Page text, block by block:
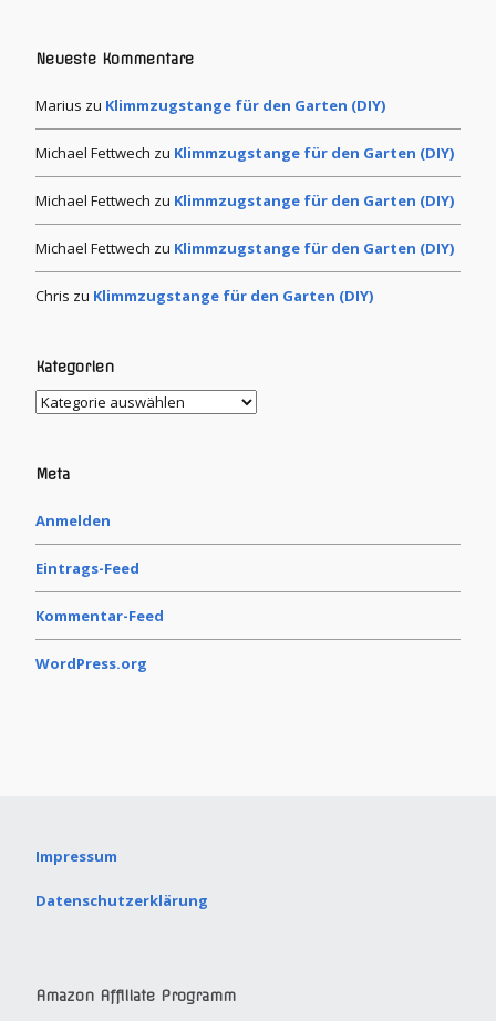
Neueste Kommentare
Marius zu Klimmzugstange für den Garten (DIY)
Michael Fettwech zu Klimmzugstange für den Garten (DIY)
Michael Fettwech zu Klimmzugstange für den Garten (DIY)
Michael Fettwech zu Klimmzugstange für den Garten (DIY)
Chris zu Klimmzugstange für den Garten (DIY)
Kategorien
Meta
Anmelden
Eintrags-Feed
Kommentar-Feed
WordPress.org
Impressum
Datenschutzerklärung
Amazon Affiliate Programm